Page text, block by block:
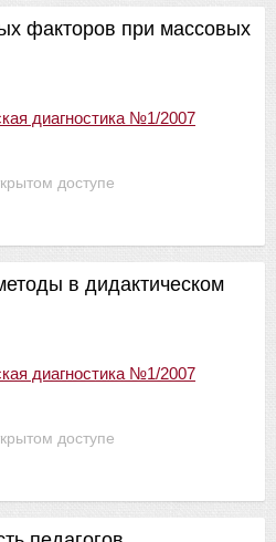
доступе
факторов при массовых
диагностика №1/2007
доступе
в дидактическом
диагностика №1/2007